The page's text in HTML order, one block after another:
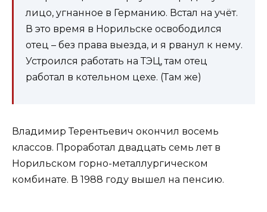
лицо, угнанное в Германию. Встал на учёт.
В это время в Норильске освободился
отец – без права выезда, и я рванул к нему.
Устроился работать на ТЭЦ, там отец
работал в котельном цехе. (Там же)
Владимир Терентьевич окончил восемь
классов. Проработал двадцать семь лет в
Норильском горно-металлургическом
комбинате. В 1988 году вышел на пенсию.